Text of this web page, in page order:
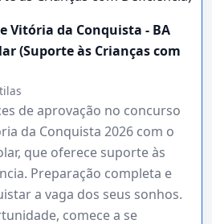
Vitória da Conquista - BA
(Suporte às Crianças com
de aprovação no concurso
da Conquista 2026 com o
que oferece suporte às
Preparação completa e
a vaga dos seus sonhos.
comece a se